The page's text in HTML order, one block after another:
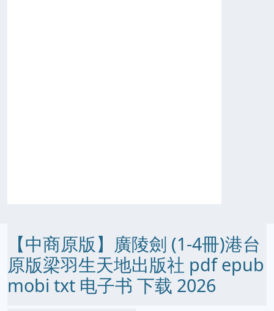
【中商原版】廣陵劍 (1-4冊)港台
原版梁羽生天地出版社 pdf epub
mobi txt 电子书 下载 2026